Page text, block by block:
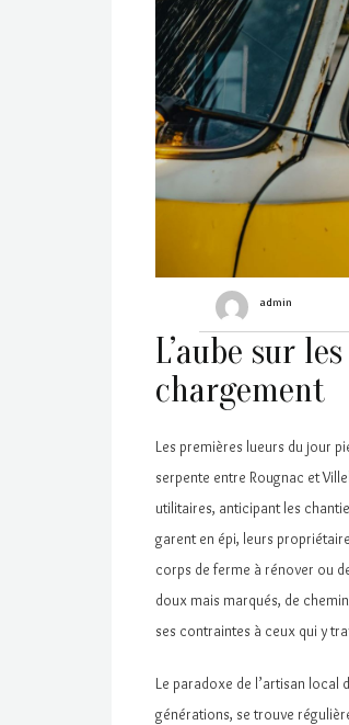
admin
L’aube sur
chargement
Les premières lueurs du jour
serpente entre Rougnac et
utilitaires, anticipant les
garent en épi, leurs
corps de ferme à rénover ou
doux mais marqués, de
ses contraintes à ceux qui y
Le paradoxe de l’artisan local
générations, se trouve